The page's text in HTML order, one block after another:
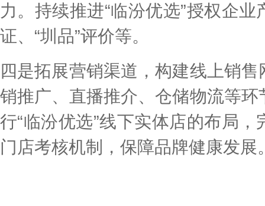
力。持续推进“临汾优选”授权企
证、“圳品”评价等。
四是拓展营销渠道，构建线上销
销推广、直播推介、仓储物流等
行“临汾优选”线下实体店的布局
门店考核机制，保障品牌健康发展